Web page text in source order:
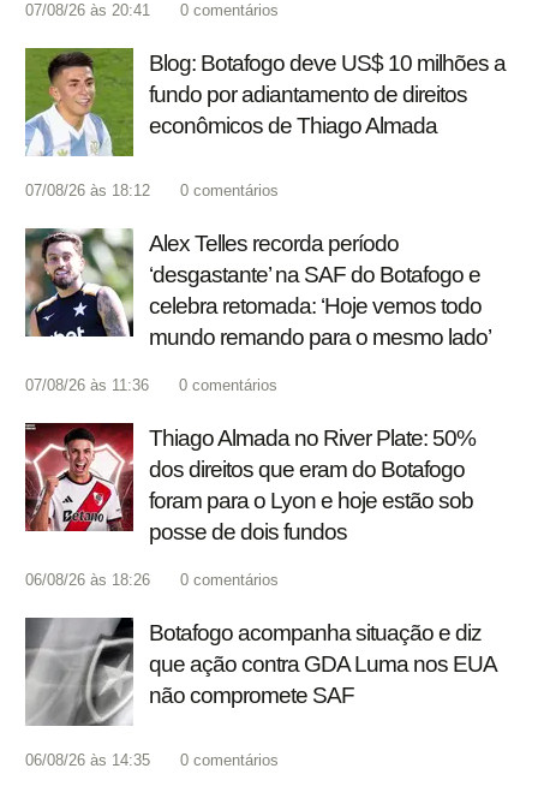
07/08/26 às 20:41 0 comentários
Blog: Botafogo deve US$ 10 milhões a
fundo por adiantamento de direitos
econômicos de Thiago Almada
07/08/26 às 18:12 0 comentários
Alex Telles recorda período
‘desgastante’ na SAF do Botafogo e
celebra retomada: ‘Hoje vemos todo
mundo remando para o mesmo lado’
07/08/26 às 11:36 0 comentários
Thiago Almada no River Plate: 50%
dos direitos que eram do Botafogo
foram para o Lyon e hoje estão sob
posse de dois fundos
06/08/26 às 18:26 0 comentários
Botafogo acompanha situação e diz
que ação contra GDA Luma nos EUA
não compromete SAF
06/08/26 às 14:35 0 comentários